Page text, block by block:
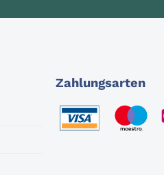
Zahlungsarten